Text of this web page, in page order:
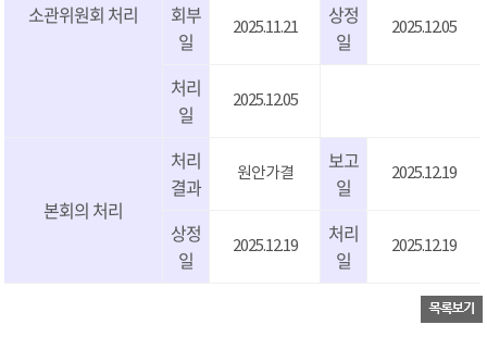
소관위원회 처리
회부
일
2025.11.21
상정
일
2025.12.05
처리
일
2025.12.05
본회의 처리
처리
결과
원안가결
보고
일
2025.12.19
상정
일
2025.12.19
처리
일
2025.12.19